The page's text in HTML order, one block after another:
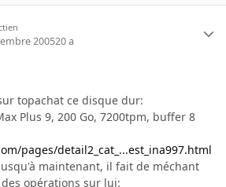
200520 a
topachat ce disque dur:
Plus 9, 200 Go, 7200tpm, buffer 8
pages/detail2_cat_...est_ina997.html
maintenant, il fait de méchant
opérations sur lui: